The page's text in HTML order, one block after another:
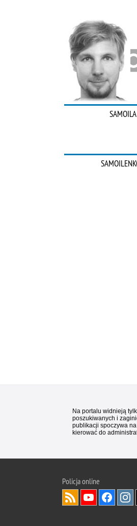
Na portalu widnieją
poszukiwanych i
publikacji spoczywa
kierować do
Policjaonline